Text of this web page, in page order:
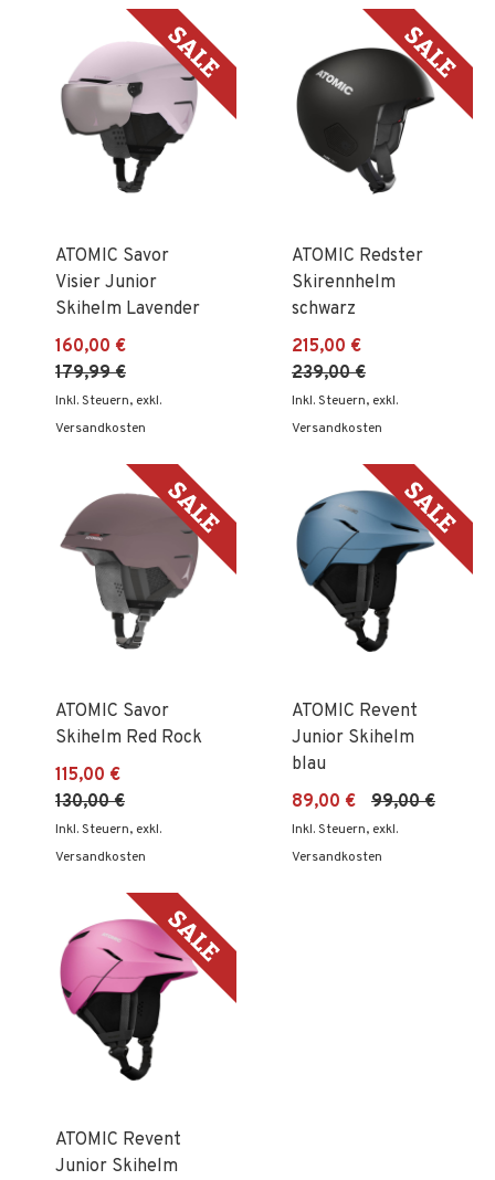
ATOMIC Savor
Visier Junior
Skihelm Lavender
160,00 €
179,99 €
Inkl. Steuern, exkl.
Versandkosten
ATOMIC Redster
Skirennhelm
schwarz
215,00 €
239,00 €
Inkl. Steuern, exkl.
Versandkosten
ATOMIC Savor
Skihelm Red Rock
115,00 €
130,00 €
Inkl. Steuern, exkl.
Versandkosten
ATOMIC Revent
Junior Skihelm
blau
89,00 €
99,00 €
Inkl. Steuern, exkl.
Versandkosten
ATOMIC Revent
Junior Skihelm